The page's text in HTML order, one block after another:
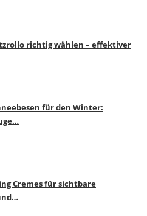
richtig wählen – effektiver
für den Winter:
Cremes für sichtbare